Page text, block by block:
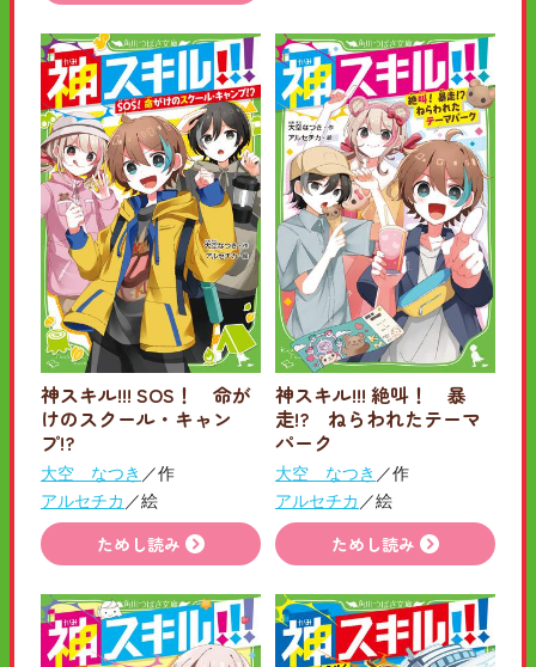
神スキル!!! SOS！ 命が
けのスクール・キャン
プ!?
大空 なつき ／作
アルセチカ ／絵
ためし読み
神スキル!!! 絶叫！ 暴
走!? ねらわれたテーマ
パーク
大空 なつき ／作
アルセチカ ／絵
ためし読み